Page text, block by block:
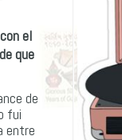
el
que
de
fui
entre